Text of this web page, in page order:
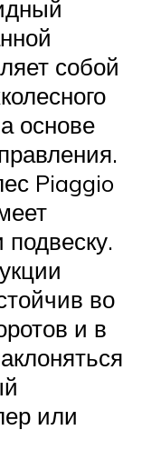
собой
основе
Piaggio
во
и в
или